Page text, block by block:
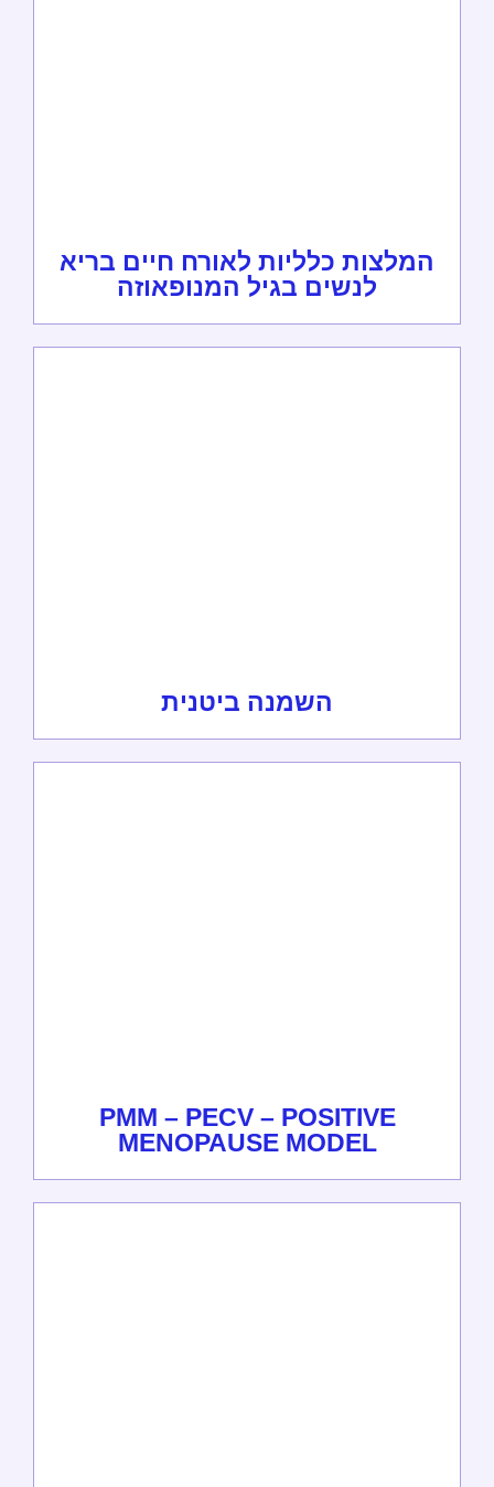
המלצות כלליות לאורח חיים בריא
לנשים בגיל המנופאוזה
השמנה ביטנית
PMM – PECV – POSITIVE
MENOPAUSE MODEL